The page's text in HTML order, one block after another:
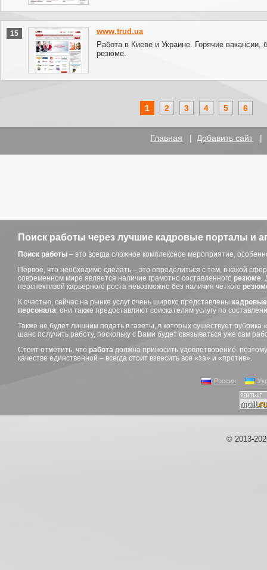
15
www.trud.ua
Работа в Киеве и Украине. Горячие вакансии,
резюме.
1 2 3 4 5 6
Главная | Добавить сайт |
Поиск работы через лучшие кадровые порталы и
Поиск работы – это всегда сложное комплексное мероприятие,
Первое, что необходимо сделать – это определиться с тем, в какой
современном мире является наличие грамотно составленного резюме.
перспективой карьерного роста невозможно без наличия четкого
К счастью, сейчас на рынке услуг очень широко представлены
персонала, они также предоставляют соискателям услугу по
Также не будет лишним подать в газеты, в которых существует рубрика «
шанс получить работу, поскольку с Вами будет связываться уже сам
Стоит отметить, что работа должна приносить удовлетворение,
качестве единственной – всегда стоит взвесить все «за» и «против».
Россия
© 2013-